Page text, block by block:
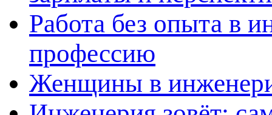
Работа без опыта в
профессию
Женщины в